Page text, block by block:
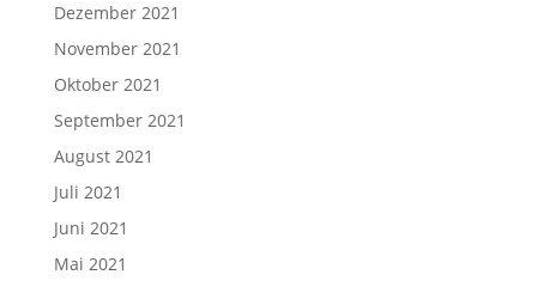
Dezember 2021
November 2021
Oktober 2021
September 2021
August 2021
Juli 2021
Juni 2021
Mai 2021